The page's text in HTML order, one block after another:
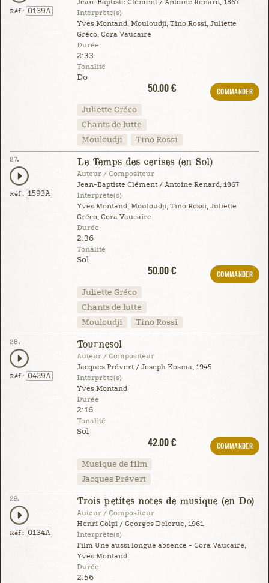
Réf : 0139A
Jean-Baptiste Clément / Antoine Renard, 1867
Interprète(s)
Yves Montand, Mouloudji, Tino Rossi, Juliette
Gréco, Cora Vaucaire
Durée
2:33
Tonalité
Do
50.00 €
COMMANDER
Juliette Gréco
Chants de lutte
Mouloudji
Tino Rossi
27.
Réf : 1593A
Le Temps des cerises (en Sol)
Auteur / Compositeur
Jean-Baptiste Clément / Antoine Renard, 1867
Interprète(s)
Yves Montand, Mouloudji, Tino Rossi, Juliette
Gréco, Cora Vaucaire
Durée
2:36
Tonalité
Sol
50.00 €
COMMANDER
Juliette Gréco
Chants de lutte
Mouloudji
Tino Rossi
28.
Réf : 0429A
Tournesol
Auteur / Compositeur
Jacques Prévert / Joseph Kosma, 1945
Interprète(s)
Yves Montand
Durée
2:16
Tonalité
Sol
42.00 €
COMMANDER
Musique de film
Jacques Prévert
29.
Réf : 0134A
Trois petites notes de musique (en Do)
Auteur / Compositeur
Henri Colpi / Georges Delerue, 1961
Interprète(s)
Film Une aussi longue absence - Cora Vaucaire,
Yves Montand
Durée
2:56